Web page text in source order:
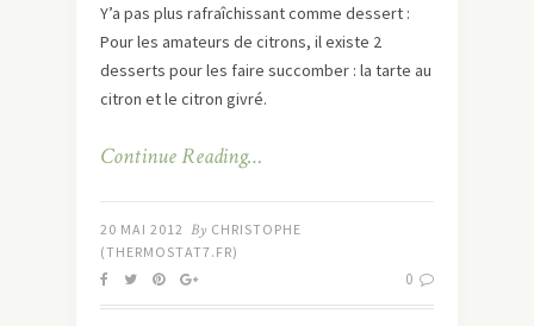
Y’a pas plus rafraîchissant comme dessert :
Pour les amateurs de citrons, il existe 2
desserts pour les faire succomber : la tarte au
citron et le citron givré.
Continue Reading…
20 MAI 2012 By CHRISTOPHE
(THERMOSTAT7.FR)
0